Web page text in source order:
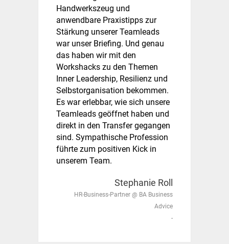
Handwerkszeug und
anwendbare Praxistipps zur
Stärkung unserer Teamleads
war unser Briefing. Und genau
das haben wir mit den
Workshacks zu den Themen
Inner Leadership, Resilienz und
Selbstorganisation bekommen.
Es war erlebbar, wie sich unsere
Teamleads geöffnet haben und
direkt in den Transfer gegangen
sind. Sympathische Profession
führte zum positiven Kick in
unserem Team.
Stephanie Roll
HR-Business-Partner @ BA Business
Advice
-